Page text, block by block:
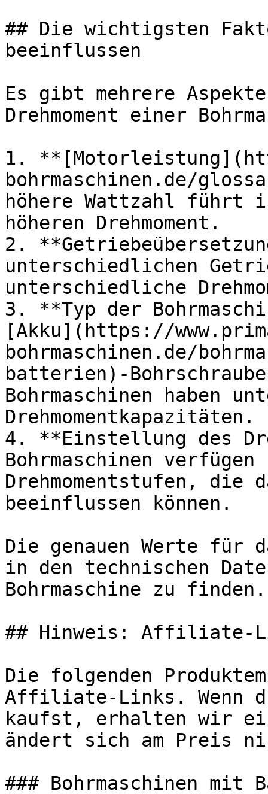
## Die wichtigsten
beeinflussen
Es gibt mehrere
Drehmoment einer
1.
bohrmaschinen.de/
höhere Wattzahl führt
höheren Drehmoment.
2.
unterschiedlichen
unterschiedliche
3. **Typ der
[Akku](https://
bohrmaschinen.de/
batterien)-
Bohrmaschinen haben
Drehmomentkapazitäten.
4. **Einstellung des
Bohrmaschinen
Drehmomentstufen, die
beeinflussen können.
Die genauen Werte für
in den technischen
Bohrmaschine zu finden.
## Hinweis: Affiliate-
Die folgenden
Affiliate-Links. Wenn
kaufst, erhalten wir
ändert sich am Preis
### Bohrmaschinen mit